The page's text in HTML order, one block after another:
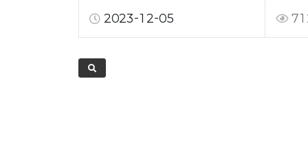
2023-12-05